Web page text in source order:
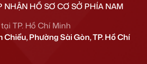
NHẬN HỒ SƠ CƠ SỞ PHÍA NAM
TP. Hồ Chí Minh
Chiểu, Phường Sài Gòn, TP. Hồ Chí